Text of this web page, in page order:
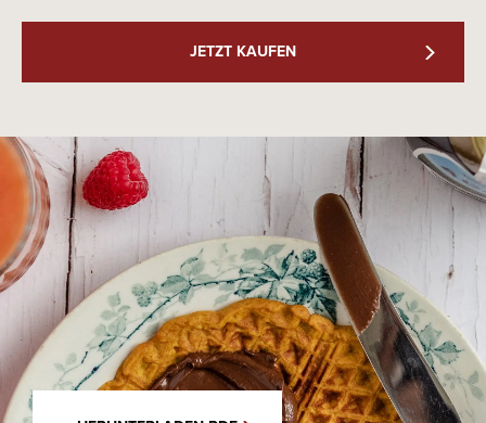
JETZT KAUFEN